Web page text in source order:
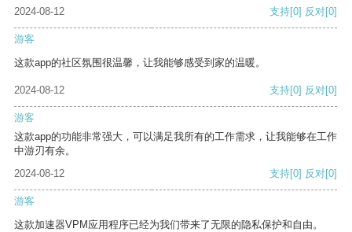
2024-08-12 支持[0] 反对[0]
游客
这款app的社区氛围很温馨，让我能够感受到家的温暖。
2024-08-12 支持[0] 反对[0]
游客
这款app的功能非常强大，可以满足我所有的工作需求，让我能够在工作
中游刃有余。
2024-08-12
支持[0] 反对[0]
游客
这款加速器VPM应用程序已经为我们带来了无限的隐私保护和自由。